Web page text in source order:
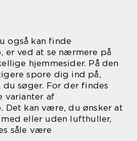
også kan finde
er ved at se nærmere på
hjemmesider. På den
spore dig ind på,
du søger. For der findes
varianter af
Det kan være, du ønsker at
eller uden lufthuller,
såle være